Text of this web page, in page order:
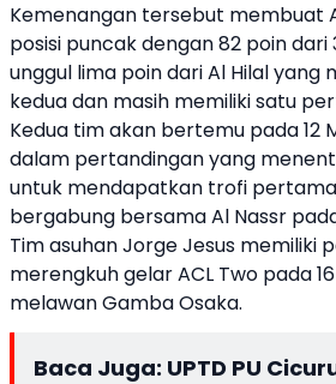
Kemenangan tersebut membuat
posisi puncak dengan 82 poin
unggul lima poin dari Al Hilal yang
kedua dan masih memiliki satu
Kedua tim akan bertemu pada 12
dalam pertandingan yang
untuk mendapatkan trofi
bergabung bersama Al Nassr
Tim asuhan Jorge Jesus memiliki
merengkuh gelar ACL Two pada
melawan Gamba Osaka.
Baca Juga: UPTD PU